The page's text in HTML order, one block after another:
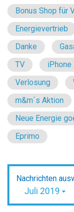
Bonus Shop für
Energievertrieb
Danke
TV
iPhone
Verlosung
m&m´s Aktion
Neue Energie
Eprimo
Nachrichten
Juli 2019